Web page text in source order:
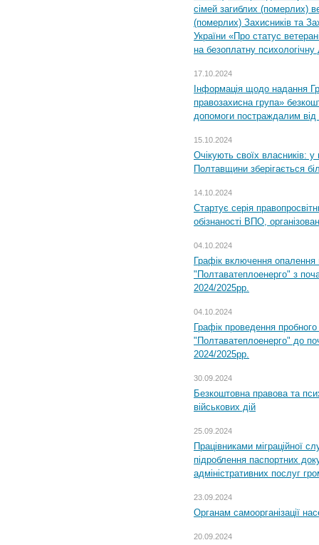
сімей загиблих (померлих)
(померлих) Захисників та
України «Про статус
на безоплатну психологічну
17.10.2024
Інформація щодо надання
правозахисна група»
допомоги постраждалим від
15.10.2024
Очікують своїх власників: у
Полтавщини зберігається
14.10.2024
Стартує серія
обізнаності ВПО,
04.10.2024
Графік включення
"Полтаватеплоенерго" з
2024/2025рр.
04.10.2024
Графік проведення
"Полтаватеплоенерго" до
2024/2025рр.
30.09.2024
Безкоштовна правова та
військових дій
25.09.2024
Працівниками міграційної
підроблення паспортних
адміністративних послуг
23.09.2024
Органам самоорганізації
20.09.2024